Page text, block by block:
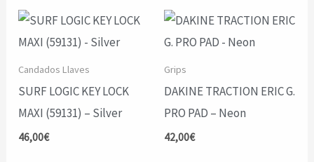
Candados Llaves
SURF LOGIC KEY LOCK
MAXI (59131) – Silver
46,00€
Grips
DAKINE TRACTION ERIC G.
PRO PAD – Neon
42,00€